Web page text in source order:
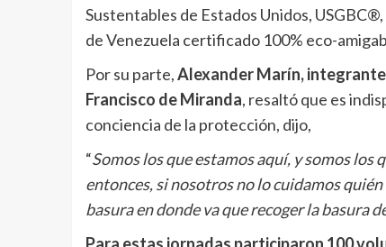
Sustentables de Estados Unidos,
de Venezuela certificado 100% eco-
Por su parte,Alexander Marín,
Francisco de Miranda, resaltó que es
conciencia de la protección, dijo,
“Somos los que estamos aquí, y somos
entonces, si nosotros no lo cuidamos quién
basura en donde va que recoger la basura
Para estas jornadas participaron 100